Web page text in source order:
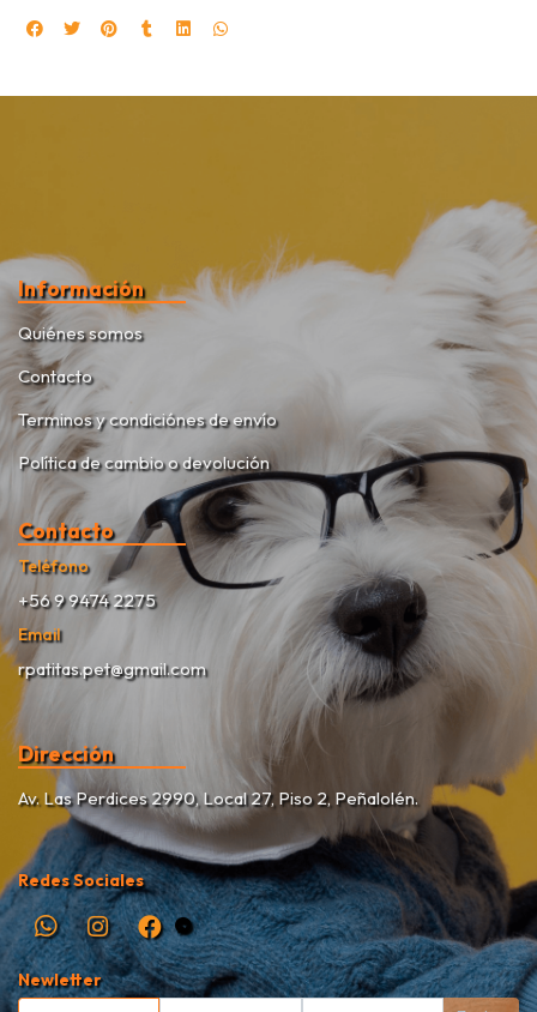
Información
Quiénes somos
Contacto
Terminos y condiciónes de envío
Política de cambio o devolución
Contacto
Teléfono
+56 9 9474 2275
Email
rpatitas.pet@gmail.com
Dirección
Av. Las Perdices 2990, Local 27, Piso 2, Peñalolén.
Redes Sociales
Newletter